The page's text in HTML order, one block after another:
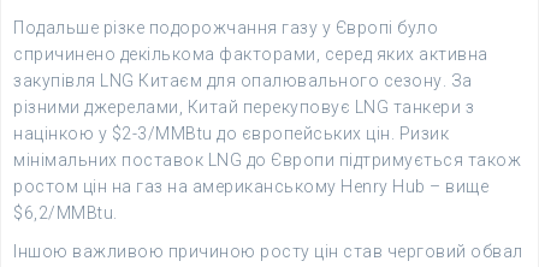
Подальше різке подорожчання газу у Європі було
спричинено декількома факторами, серед яких активна
закупівля LNG Китаєм для опалювального сезону. За
різними джерелами, Китай перекуповує LNG танкери з
націнкою у $2-3/MMBtu до європейських цін. Ризик
мінімальних поставок LNG до Європи підтримується також
ростом цін на газ на американському Henry Hub – вище
$6,2/MMBtu.
Іншою важливою причиною росту цін став черговий обвал